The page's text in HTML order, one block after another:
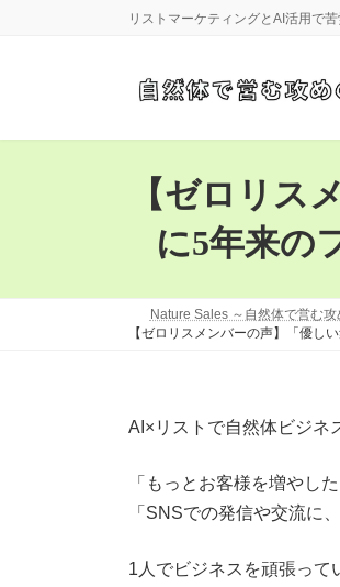
リストマーケティングとAI活用で
【ゼロリス
に5年来の
Nature Sales ～自然体で営む攻
【ゼロリスメンバーの声】「優し
AI×リストで自然体ビジネ
「もっとお客様を増やし
「SNSでの発信や交流に
1人でビジネスを頑張って